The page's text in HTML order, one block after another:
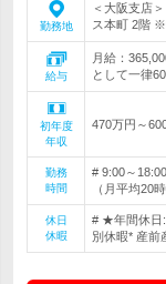
勤務地
＜大阪支店
ス本町 2階
給与
月給：
として一律
初年度
年収
470万円～
勤務
時間
# 9:00～
（月平均20時
休日
休暇
# ★年間休日
別休暇* 産前